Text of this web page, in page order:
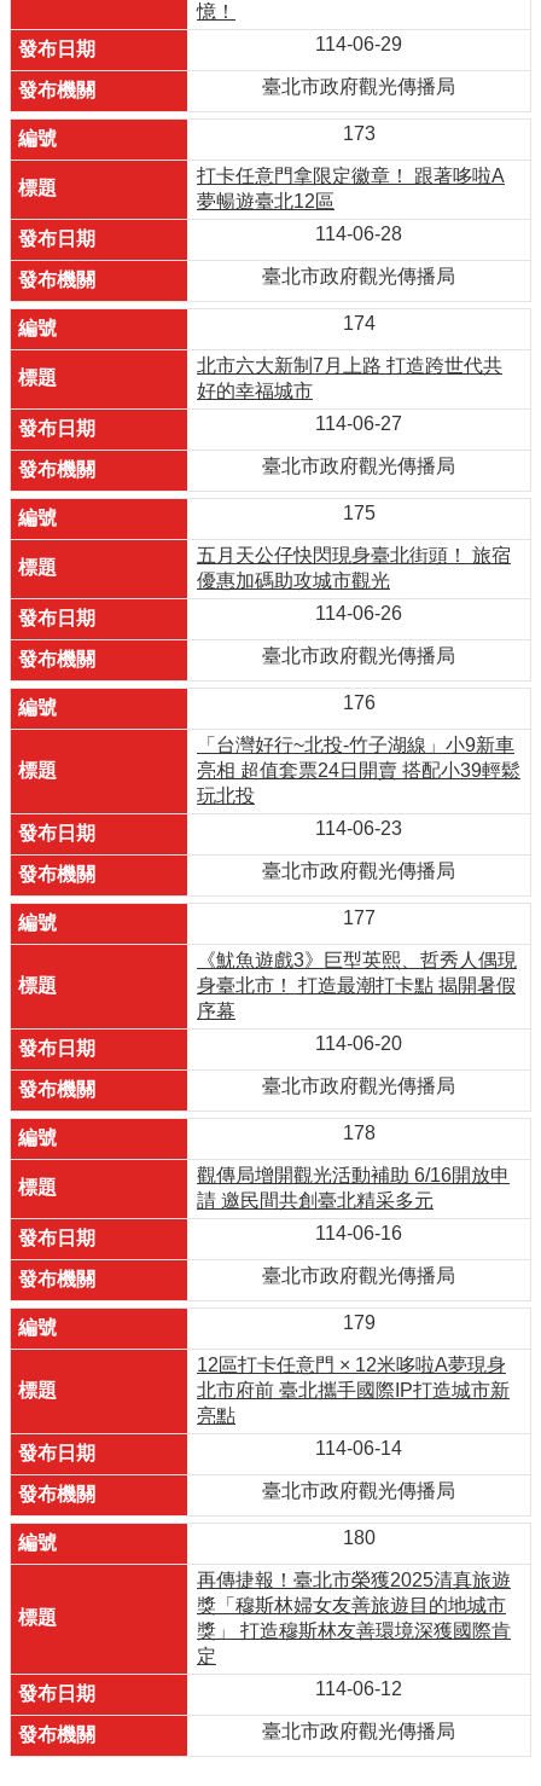
憶！
114-06-29
臺北市政府觀光傳播局
173
打卡任意門拿限定徽章！ 跟著哆啦A
夢暢遊臺北12區
114-06-28
臺北市政府觀光傳播局
174
北市六大新制7月上路 打造跨世代共
好的幸福城市
114-06-27
臺北市政府觀光傳播局
175
五月天公仔快閃現身臺北街頭！ 旅宿
優惠加碼助攻城市觀光
114-06-26
臺北市政府觀光傳播局
176
「台灣好行~北投-竹子湖線」小9新車
亮相 超值套票24日開賣 搭配小39輕鬆
玩北投
114-06-23
臺北市政府觀光傳播局
177
《魷魚遊戲3》巨型英熙、哲秀人偶現
身臺北市！ 打造最潮打卡點 揭開暑假
序幕
114-06-20
臺北市政府觀光傳播局
178
觀傳局增開觀光活動補助 6/16開放申
請 邀民間共創臺北精采多元
114-06-16
臺北市政府觀光傳播局
179
12區打卡任意門 × 12米哆啦A夢現身
北市府前 臺北攜手國際IP打造城市新
亮點
114-06-14
臺北市政府觀光傳播局
180
再傳捷報！臺北市榮獲2025清真旅遊
獎「穆斯林婦女友善旅遊目的地城市
獎」 打造穆斯林友善環境深獲國際肯
定
114-06-12
臺北市政府觀光傳播局